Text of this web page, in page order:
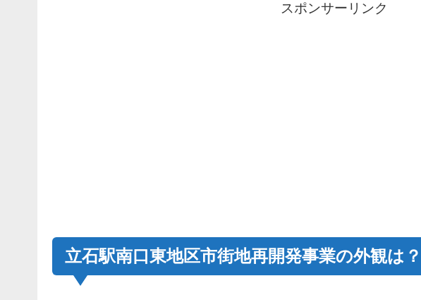
スポンサーリンク
立石駅南口東地区市街地再開発事業の外観は？